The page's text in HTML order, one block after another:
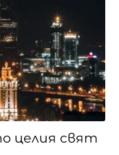
целия свят